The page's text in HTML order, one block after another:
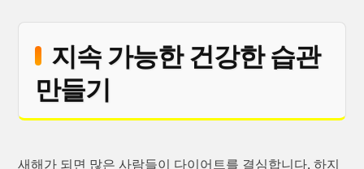
지속 가능한 건강한 습관
만들기
새해가 되면 많은 사람들이 다이어트를 결심합니다. 하지